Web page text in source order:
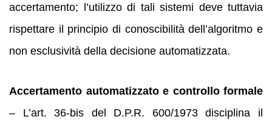
accertamento; l’utilizzo di tali sistemi deve tuttavia
rispettare il principio di conoscibilità dell’algoritmo e
non esclusività della decisione automatizzata.
Accertamento automatizzato e controllo formale
– L’art. 36‑bis del D.P.R. 600/1973 disciplina il